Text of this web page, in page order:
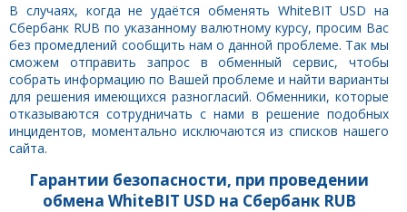
В случаях, когда не удаётся обменять WhiteBIT USD на
Сбербанк RUB по указанному валютному курсу, просим Вас
без промедлений сообщить нам о данной проблеме. Так мы
сможем отправить запрос в обменный сервис, чтобы
собрать информацию по Вашей проблеме и найти варианты
для решения имеющихся разногласий. Обменники, которые
отказываются сотрудничать с нами в решение подобных
инцидентов, моментально исключаются из списков нашего
сайта.
Гарантии безопасности, при проведении
обмена WhiteBIT USD на Сбербанк RUB